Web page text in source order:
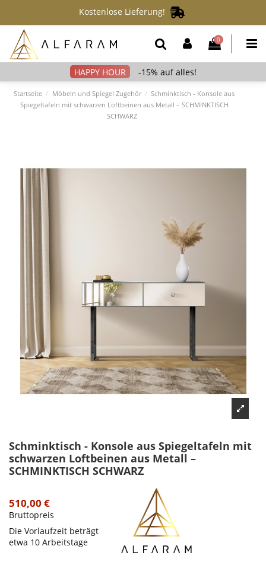
Kostenlose Lieferung!
0
-15% auf alles!
Startseite Möbeln und Spiegel Zugehör
Schminktisch - Konsole aus
Spiegeltafeln mit schwarzen Loftbeinen aus Metall – SCHMINKTISCH
SCHWARZ
Schminktisch - Konsole aus Spiegeltafeln mit
schwarzen Loftbeinen aus Metall –
SCHMINKTISCH SCHWARZ
510,00 €
Bruttopreis
Die Vorlaufzeit beträgt
etwa 10 Arbeitstage